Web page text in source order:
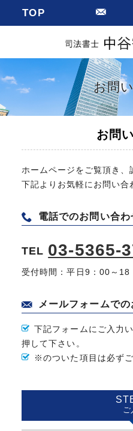
TOP
お問
お問
ホームページをご覧頂き、
下記よりお気軽にお問い合
電話でのお問い合わ
TEL 03-5365-
受付時間：平日9：00～18
メールフォームで
下記フォームにご入力
押して下さい。
※のついた項目は必ず
ご